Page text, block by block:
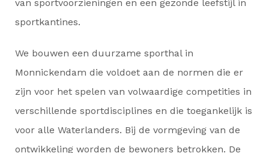
van sportvoorzieningen en een gezonde leefstijl in
sportkantines.
We bouwen een duurzame sporthal in
Monnickendam die voldoet aan de normen die er
zijn voor het spelen van volwaardige competities in
verschillende sportdisciplines en die toegankelijk is
voor alle Waterlanders. Bij de vormgeving van de
ontwikkeling worden de bewoners betrokken. De